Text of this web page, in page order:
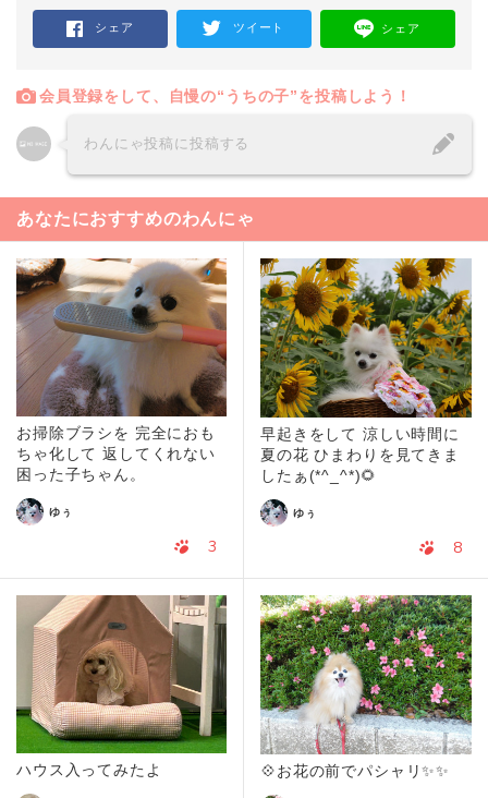
シェア ツイート シェア
会員登録をして、自慢の“うちの子”を投稿しよう！
わんにゃ投稿に投稿する
あなたにおすすめのわんにゃ
お掃除ブラシを 完全におも
ちゃ化して 返してくれない
困った子ちゃん。
ゆぅ
3
早起きをして 涼しい時間に
夏の花 ひまわりを見てきま
したぁ(*^_^*)🌻
ゆぅ
8
ハウス入ってみたよ 💠お花の前でパシャリ✨✨